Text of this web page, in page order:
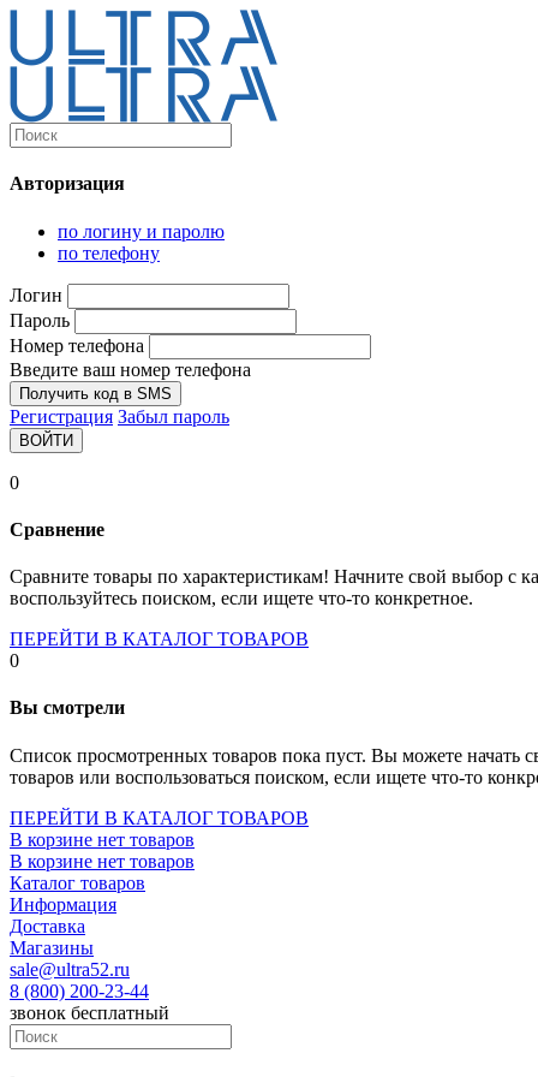
Каталог
Компьютеры и комплектующие
Персональные компьютеры
Моноблоки
Мониторы
Комплектующие
Socket-2066
Socket-775
Socket-fm2
Socket-am4
Socket- intel s1151
Socket- intel s2066
Socket- intel s1700
Авторизация
по логину и паролю
по телефону
Логин
Пароль
Номер телефона
Введите ваш номер телефона
Получить код в SMS
Регистрация Забыл пароль
ВОЙТИ
0
Сравнение
Сравните товары по характеристикам! Начните свой выбор с
воспользуйтесь поиском, если ищете что-то конкретное.
ПЕРЕЙТИ В КАТАЛОГ ТОВАРОВ
0
Вы смотрели
Список просмотренных товаров пока пуст. Вы можете начать
товаров или воспользоваться поиском, если ищете что-то
ПЕРЕЙТИ В КАТАЛОГ ТОВАРОВ
В корзине нет товаров
В корзине нет товаров
Каталог товаров
Информация
Доставка
Магазины
sale@ultra52.ru
8 (800) 200-23-44
звонок бесплатный